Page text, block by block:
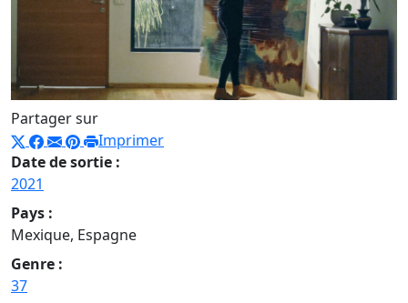
Partager sur
Imprimer
Date de sortie :
2021
Pays :
Mexique, Espagne
Genre :
37